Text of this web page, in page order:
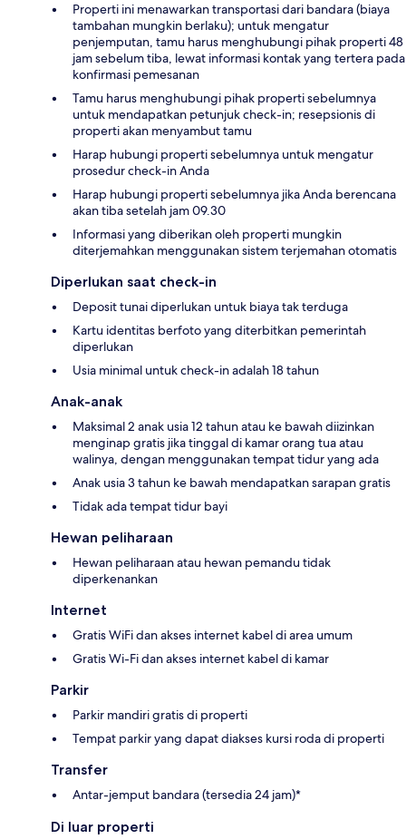
Properti ini menawarkan transportasi dari bandara (biaya
tambahan mungkin berlaku); untuk mengatur
penjemputan, tamu harus menghubungi pihak properti 48
jam sebelum tiba, lewat informasi kontak yang tertera pada
konfirmasi pemesanan
Tamu harus menghubungi pihak properti sebelumnya
untuk mendapatkan petunjuk check-in; resepsionis di
properti akan menyambut tamu
Harap hubungi properti sebelumnya untuk mengatur
prosedur check-in Anda
Harap hubungi properti sebelumnya jika Anda berencana
akan tiba setelah jam 09.30
Informasi yang diberikan oleh properti mungkin
diterjemahkan menggunakan sistem terjemahan otomatis
Diperlukan saat check-in
Deposit tunai diperlukan untuk biaya tak terduga
Kartu identitas berfoto yang diterbitkan pemerintah
diperlukan
Usia minimal untuk check-in adalah 18 tahun
Anak-anak
Maksimal 2 anak usia 12 tahun atau ke bawah diizinkan
menginap gratis jika tinggal di kamar orang tua atau
walinya, dengan menggunakan tempat tidur yang ada
Anak usia 3 tahun ke bawah mendapatkan sarapan gratis
Tidak ada tempat tidur bayi
Hewan peliharaan
Hewan peliharaan atau hewan pemandu tidak
diperkenankan
Internet
Gratis WiFi dan akses internet kabel di area umum
Gratis Wi-Fi dan akses internet kabel di kamar
Parkir
Parkir mandiri gratis di properti
Tempat parkir yang dapat diakses kursi roda di properti
Transfer
Antar-jemput bandara (tersedia 24 jam)*
Di luar properti